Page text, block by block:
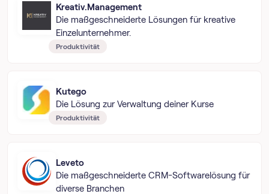
Kreativ.Management
Die maßgeschneiderte Lösungen für kreative
Einzelunternehmer.
Produktivität
Kutego
Die Lösung zur Verwaltung deiner Kurse
Produktivität
Leveto
Die maßgeschneiderte CRM-Softwarelösung für
diverse Branchen